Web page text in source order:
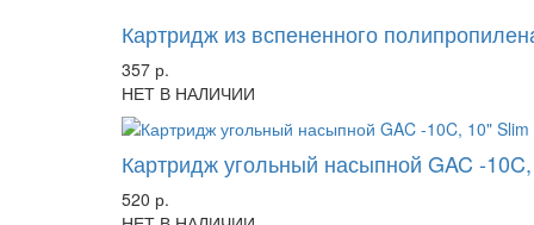
Картридж из вспененного
357 р.
НЕТ В НАЛИЧИИ
Картридж угольный насыпной GAC -
520 р.